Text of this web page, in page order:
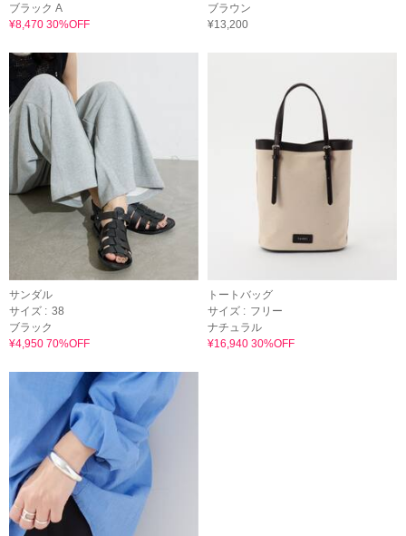
ブラック A
¥8,470 30%OFF
ブラウン
¥13,200
サンダル
サイズ : 38
ブラック
¥4,950 70%OFF
トートバッグ
サイズ : フリー
ナチュラル
¥16,940 30%OFF